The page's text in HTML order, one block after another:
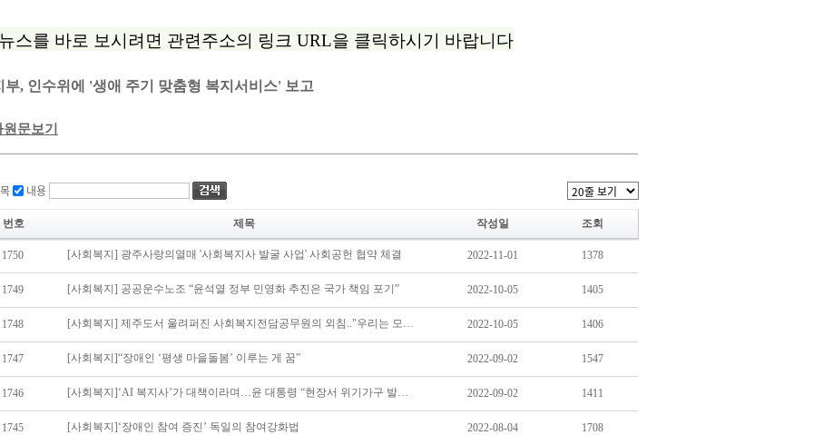
내용
번호 제목 작성일 조회
1750 [사회복지] 광주사랑의열매 '사회복지사 발굴 사업' 사회공헌 협약 체결 2022-11-01 1378
1749 [사회복지] 공공운수노조 “윤석열 정부 민영화 추진은 국가 책임 포기” 2022-10-05 1405
1748 [사회복지] 제주도서 울려퍼진 사회복지전담공무원의 외침.."우리는 모두 전문가" 2022-10-05 1406
1747 [사회복지]“장애인 ‘평생 마을돌봄’ 이루는 게 꿈” 2022-09-02 1547
1746 [사회복지]‘AI 복지사’가 대책이라며…윤 대통령 “현장서 위기가구 발굴해야” 2022-09-02 1411
1745 [사회복지]‘장애인 참여 증진’ 독일의 참여강화법 2022-08-04 1708